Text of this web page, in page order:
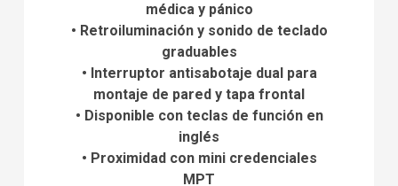
médica y pánico
• Retroiluminación y sonido de teclado
graduables
• Interruptor antisabotaje dual para
montaje de pared y tapa frontal
• Disponible con teclas de función en
inglés
• Proximidad con mini credenciales
MPT